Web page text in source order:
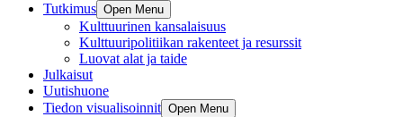
Tutkimus Open Menu
Kulttuurinen kansalaisuus
Kulttuuripolitiikan rakenteet ja resurssit
Luovat alat ja taide
Julkaisut
Uutishuone
Tiedon visualisoinnit Open Menu